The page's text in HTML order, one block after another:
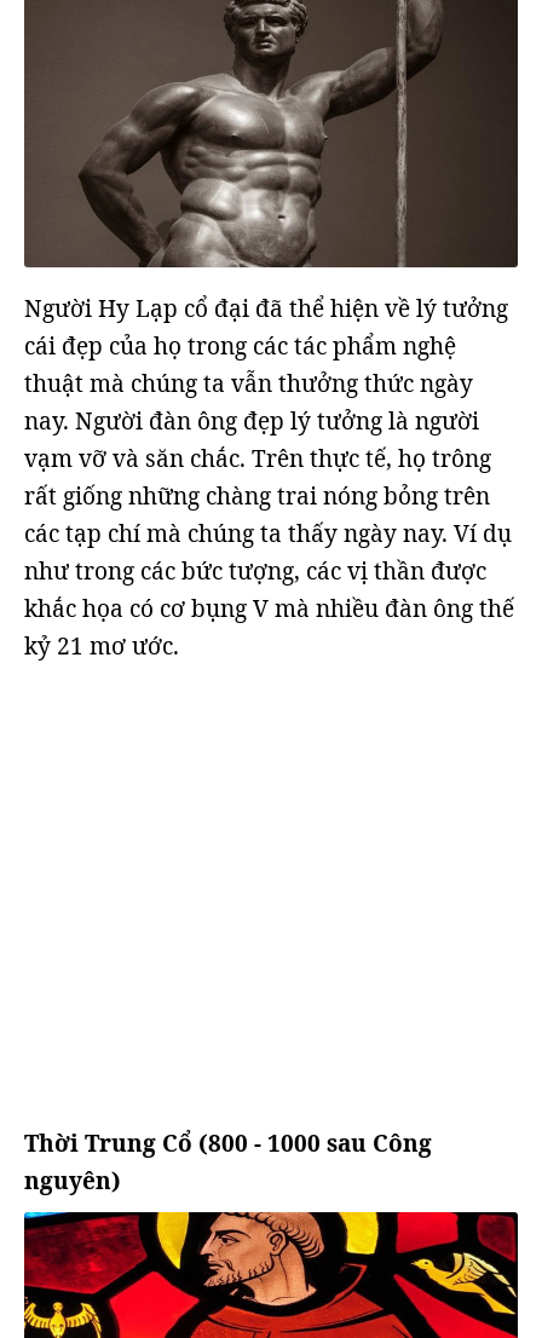
Người Hy Lạp cổ đại đã thể hiện về lý tưởng
cái đẹp của họ trong các tác phẩm nghệ
thuật mà chúng ta vẫn thưởng thức ngày
nay. Người đàn ông đẹp lý tưởng là người
vạm vỡ và săn chắc. Trên thực tế, họ trông
rất giống những chàng trai nóng bỏng trên
các tạp chí mà chúng ta thấy ngày nay. Ví dụ
như trong các bức tượng, các vị thần được
khắc họa có cơ bụng V mà nhiều đàn ông thế
kỷ 21 mơ ước.
Thời Trung Cổ (800 - 1000 sau Công
nguyên)